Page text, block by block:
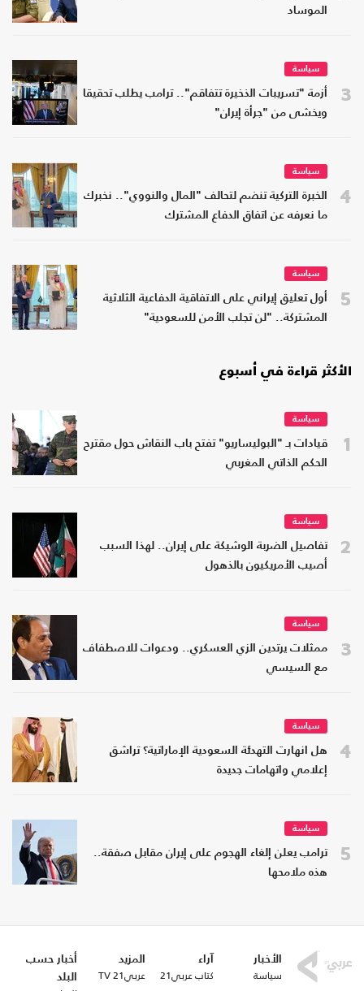
الموساد
3
سياسة
أزمة "تسريبات الذخيرة تتفاقم".. ترامب يطلب تحقيقا
ويخشى من "جرأة إيران"
4
سياسة
الخبرة التركية تنضم لتحالف "المال والنووي".. نخبرك
ما نعرفه عن اتفاق الدفاع المشترك
5
سياسة
أول تعليق إيراني على الاتفاقية الدفاعية الثلاثية
المشتركة.. "لن تجلب الأمن للسعودية"
الأكثر قراءة في أسبوع
1
سياسة
قيادات بـ "البوليساريو" تفتح باب النقاش حول مقترح
الحكم الذاتي المغربي
2
سياسة
تفاصيل الضربة الوشيكة على إيران.. لهذا السبب
أصيب الأمريكيون بالذهول
3
سياسة
ممثلات يرتدين الزي العسكري.. ودعوات للاصطفاف
مع السيسي
4
سياسة
هل انهارت التهدئة السعودية الإماراتية؟ تراشق
إعلامي واتهامات جديدة
5
سياسة
ترامب يعلن إلغاء الهجوم على إيران مقابل صفقة..
هذه ملامحها
الأخبار
سياسة
آراء
كتاب عربي21
المزيد
عربي21 TV
أخبار حسب
البلد